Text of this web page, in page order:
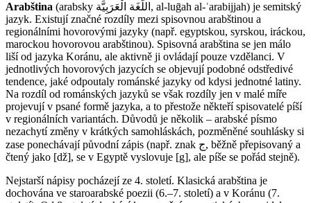
Arabština (arabsky اللُّغَة الْعَرَبِيَّة‎‎, al-luḡah al-ʿarabijjah) je semitský
jazyk. Existují značné rozdíly mezi spisovnou arabštinou a
regionálními hovorovými jazyky (např. egyptskou, syrskou, iráckou,
marockou hovorovou arabštinou). Spisovná arabština se jen málo
liší od jazyka Koránu, ale aktivně ji ovládají pouze vzdělanci. V
jednotlivých hovorových jazycích se objevují podobné odstředivé
tendence, jaké odpoutaly románské jazyky od kdysi jednotné latiny.
Na rozdíl od románských jazyků se však rozdíly jen v malé míře
projevují v psané formě jazyka, a to přestože někteří spisovatelé píší
v regionálních variantách. Důvodů je několik – arabské písmo
nezachytí změny v krátkých samohláskách, pozměněné souhlásky si
zase ponechávají původní zápis (např. znak ج, běžně přepisovaný a
čtený jako [dž], se v Egyptě vyslovuje [g], ale píše se pořád stejně).
Nejstarší nápisy pocházejí ze 4. století. Klasická arabština je
dochována ve staroarabské poezii (6.–7. století) a v Koránu (7.